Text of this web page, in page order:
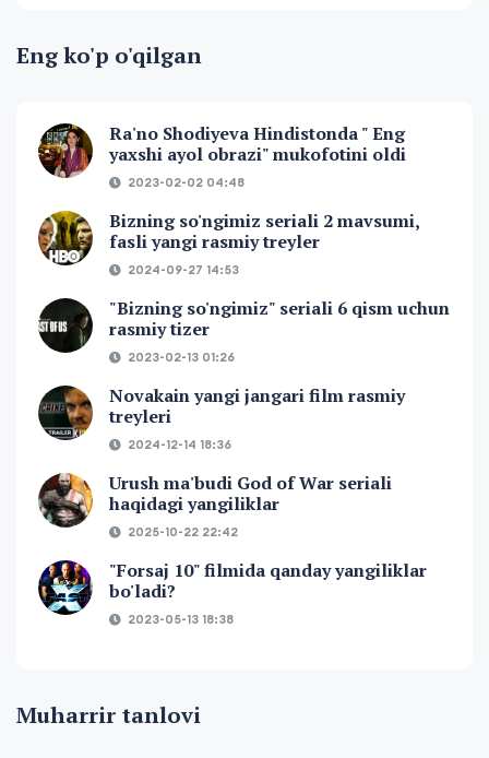
Eng ko'p o'qilgan
Ra'no Shodiyeva Hindistonda " Eng
yaxshi ayol obrazi" mukofotini oldi
2023-02-02 04:48
Bizning so'ngimiz seriali 2 mavsumi,
fasli yangi rasmiy treyler
2024-09-27 14:53
"Bizning so'ngimiz" seriali 6 qism uchun
rasmiy tizer
2023-02-13 01:26
Novakain yangi jangari film rasmiy
treyleri
2024-12-14 18:36
Urush ma'budi God of War seriali
haqidagi yangiliklar
2025-10-22 22:42
"Forsaj 10" filmida qanday yangiliklar
bo'ladi?
2023-05-13 18:38
Muharrir tanlovi